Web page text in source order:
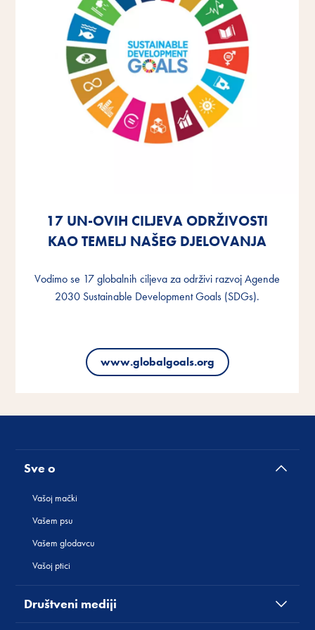
17 UN-OVIH CILJEVA ODRŽIVOSTI
KAO TEMELJ NAŠEG DJELOVANJA
Vodimo se 17 globalnih ciljeva za održivi razvoj Agende
2030 Sustainable Development Goals (SDGs).
www.globalgoals.org
17 UN-OVIH CILJEVA ODRŽIVOSTI
KAO TEMELJ NAŠEG DJELOVANJA
Vodimo se 17 globalnih ciljeva za održivi razvoj Agende
2030 Sustainable Development Goals (SDGs).
www.globalgoals.org
17 UN-OVIH CILJEVA ODRŽIVOSTI
KAO TEMELJ NAŠEG DJELOVANJA
Vodimo se 17 globalnih ciljeva za održivi razvoj Agende
2030 Sustainable Development Goals (SDGs).
www.globalgoals.org
Sve o
Vašoj mački
Vašem psu
Vašem glodavcu
Vašoj ptici
Društveni mediji